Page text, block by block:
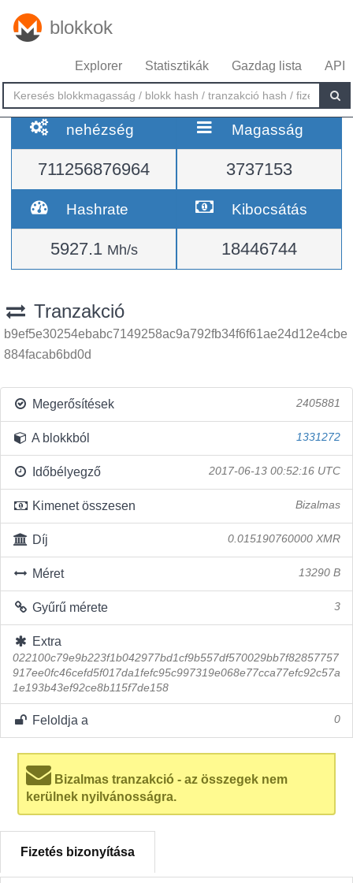
blokkok
Explorer Statisztikák Gazdag lista API
nehézség
711256876964
Magasság
3737153
Hashrate
5927.1 Mh/s
Kibocsátás
18446744
Tranzakció
b9ef5e30254ebabc7149258ac9a792fb34f6f61ae24d12e4cbe
884facab6bd0d
Megerősítések 2405881
A blokkból 1331272
Időbélyegző 2017-06-13 00:52:16 UTC
Kimenet összesen Bizalmas
Díj 0.015190760000 XMR
Méret 13290 B
Gyűrű mérete 3
Extra
022100c79e9b223f1b042977bd1cf9b557df570029bb7f82857757
917ee0fc46cefd5f017da1fefc95c997319e068e77cca77efc92c57a
1e193b43ef92ce8b115f7de158
Feloldja a 0
Bizalmas tranzakció - az összegek nem
kerülnek nyilvánosságra.
Fizetés bizonyítása